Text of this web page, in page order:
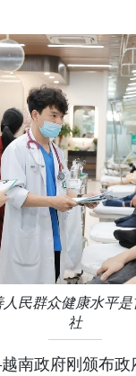
民群众健康水平
社
南政府刚颁布政